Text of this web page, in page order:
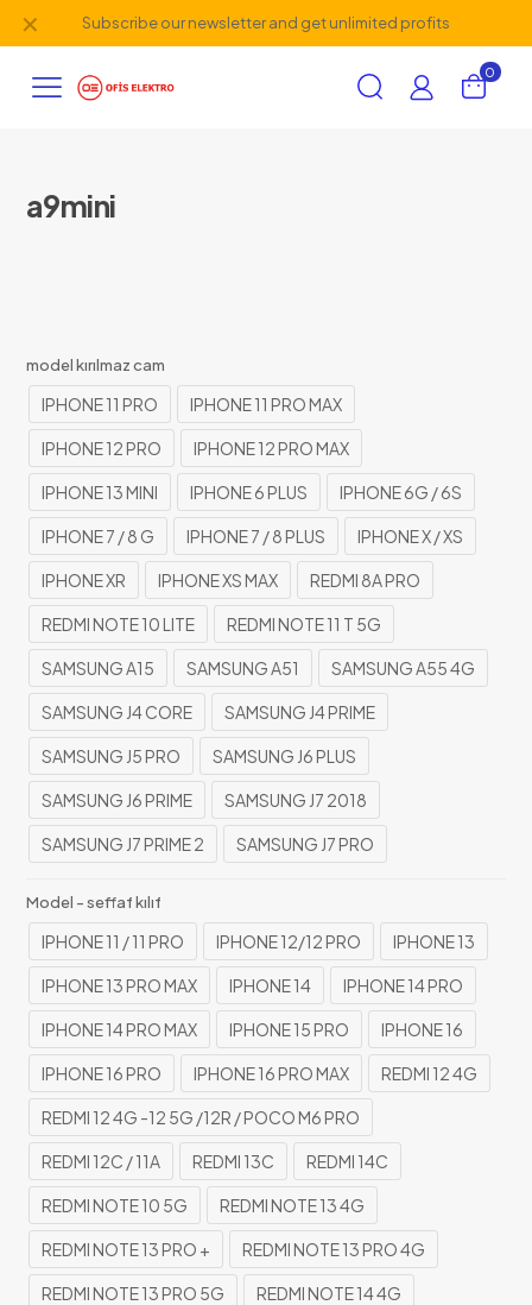
Subscribe our newsletter and get unlimited profits
✕
0
a9mini
model kırılmaz cam
IPHONE 11 PRO IPHONE 11 PRO MAX
IPHONE 12 PRO IPHONE 12 PRO MAX
IPHONE 13 MINI IPHONE 6 PLUS IPHONE 6G / 6S
IPHONE 7 / 8 G IPHONE 7 / 8 PLUS IPHONE X / XS
IPHONE XR IPHONE XS MAX REDMI 8A PRO
REDMI NOTE 10 LITE REDMI NOTE 11 T 5G
SAMSUNG A15 SAMSUNG A51 SAMSUNG A55 4G
SAMSUNG J4 CORE SAMSUNG J4 PRIME
SAMSUNG J5 PRO SAMSUNG J6 PLUS
SAMSUNG J6 PRIME SAMSUNG J7 2018
SAMSUNG J7 PRIME 2 SAMSUNG J7 PRO
Model - seffaf kılıf
IPHONE 11 / 11 PRO IPHONE 12/12 PRO IPHONE 13
IPHONE 13 PRO MAX IPHONE 14 IPHONE 14 PRO
IPHONE 14 PRO MAX IPHONE 15 PRO IPHONE 16
IPHONE 16 PRO IPHONE 16 PRO MAX REDMI 12 4G
REDMI 12 4G -12 5G /12R / POCO M6 PRO
REDMI 12C / 11A REDMI 13C REDMI 14C
REDMI NOTE 10 5G REDMI NOTE 13 4G
REDMI NOTE 13 PRO + REDMI NOTE 13 PRO 4G
REDMI NOTE 13 PRO 5G REDMI NOTE 14 4G